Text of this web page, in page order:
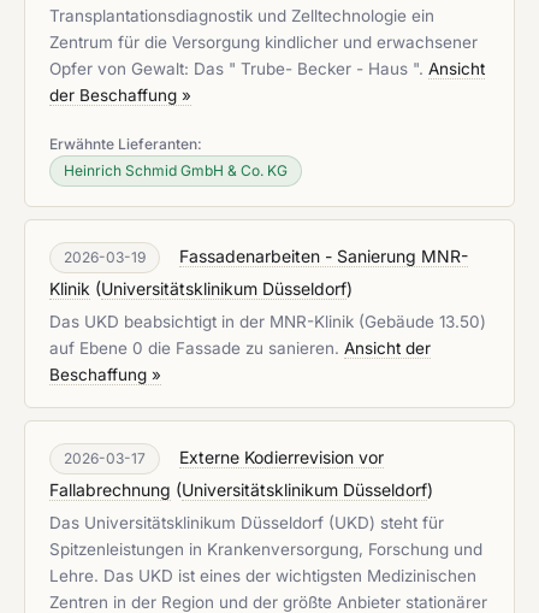
Transplantationsdiagnostik und Zelltechnologie ein
Zentrum für die Versorgung kindlicher und erwachsener
Opfer von Gewalt: Das " Trube- Becker - Haus ". Ansicht
der Beschaffung »
Erwähnte Lieferanten:
Heinrich Schmid GmbH & Co. KG
2026-03-19
Fassadenarbeiten - Sanierung MNR-
Klinik (Universitätsklinikum Düsseldorf)
Das UKD beabsichtigt in der MNR-Klinik (Gebäude 13.50)
auf Ebene 0 die Fassade zu sanieren. Ansicht der
Beschaffung »
2026-03-17
Externe Kodierrevision vor
Fallabrechnung (Universitätsklinikum Düsseldorf)
Das Universitätsklinikum Düsseldorf (UKD) steht für
Spitzenleistungen in Krankenversorgung, Forschung und
Lehre. Das UKD ist eines der wichtigsten Medizinischen
Zentren in der Region und der größte Anbieter stationärer